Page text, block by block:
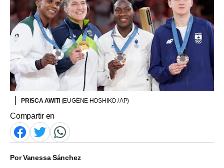
PRISCA AWITI (EUGENE HOSHIKO / AP)
Compartir en
PorVanessa Sánchez